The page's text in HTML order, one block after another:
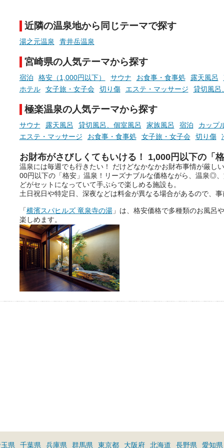
います。
現地取材記事もあわせて紹介し
ていますので、気になる施設は
ぜひチェックして次のおでかけ
先の参考にしてみてください
ね。
手相やタロットなど気軽に
近隣の温泉地から同じテーマで探す
湯之元温泉 青井岳温泉
宮崎県の人気テーマから探す
宿泊 格安（1,000円以下） サウナ お食事・食事処 露天風呂
ホテル
女子旅・女子会 切り傷 エステ・マッサージ 貸切風呂
極楽温泉の人気テーマから探す
サウナ 露天風呂 貸切風呂、個室風呂 家族風呂 宿泊
カップ
エステ・マッサージ
お食事・食事処 女子旅・女子会 切り傷
お財布がさびしくてもいける！ 1,000円以下の「
温泉には毎週でも行きたい！ だけどなかなかお財布事情が厳し
00円以下の「格安」温泉！リーズナブルな価格ながら、温泉◎
どがセットになっていて手ぶらで楽しめる施設も。
土日祝日や特定日、深夜などは料金が異なる場合があるので、
「横濱スパヒルズ 竜泉寺の湯」は、格安価格で多種類のお風呂
楽しめます。
県 千葉県 兵庫県 群馬県 東京都 大阪府 北海道 長野県 愛知県